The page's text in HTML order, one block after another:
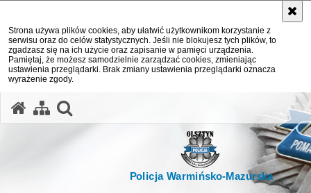
Strona używa plików cookies, aby ułatwić użytkownikom korzystanie z
serwisu oraz do celów statystycznych. Jeśli nie blokujesz tych plików, to
zgadzasz się na ich użycie oraz zapisanie w pamięci urządzenia.
Pamiętaj, że możesz samodzielnie zarządzać cookies, zmieniając
ustawienia przeglądarki. Brak zmiany ustawienia przeglądarki oznacza
wyrażenie zgody.
Policja Warmińsko-Mazurska